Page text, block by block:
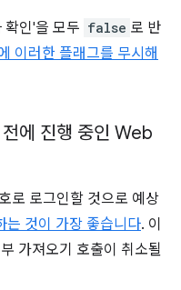
확인'을 모두 false 로 반
이러한 플래그를 무시해
에 진행 중인 Web
로 로그인할 것으로 예상
는 것이 가장 좋습니다. 이
가져오기 호출이 취소될